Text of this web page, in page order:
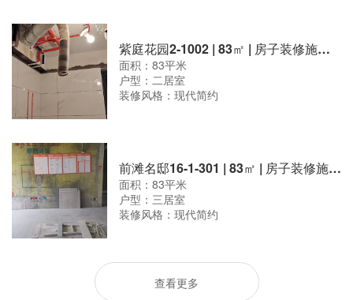
紫庭花园2-1002 | 83㎡ | 房子装修施工现场
面积：83平米
户型：二居室
装修风格：现代简约
前滩名邸16-1-301 | 83㎡ | 房子装修施工现场
面积：83平米
户型：三居室
装修风格：现代简约
查看更多